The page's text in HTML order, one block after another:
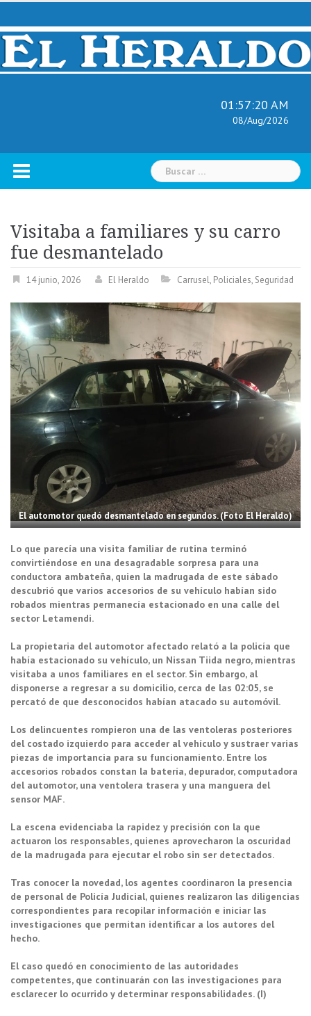
Skip
content
01:57:21 AM
08/Aug/2026
Buscar:
Visitaba a familiares y su carro
fue desmantelado
14 junio, 2026 El Heraldo Carrusel, Policiales, Seguridad
El automotor quedó desmantelado en segundos. (Foto El Heraldo)
Lo que parecía una visita familiar de rutina terminó
convirtiéndose en una desagradable sorpresa para una
conductora ambateña, quien la madrugada de este sábado
descubrió que varios accesorios de su vehículo habían sido
robados mientras permanecía estacionado en una calle del
sector Letamendi.
La propietaria del automotor afectado relató a la policía que
había estacionado su vehículo, un Nissan Tiida negro, mientras
visitaba a unos familiares en el sector. Sin embargo, al
disponerse a regresar a su domicilio, cerca de las 02:05, se
percató de que desconocidos habían atacado su automóvil.
Los delincuentes rompieron una de las ventoleras posteriores
del costado izquierdo para acceder al vehículo y sustraer varias
piezas de importancia para su funcionamiento. Entre los
accesorios robados constan la batería, depurador, computadora
del automotor, una ventolera trasera y una manguera del
sensor MAF.
La escena evidenciaba la rapidez y precisión con la que
actuaron los responsables, quienes aprovecharon la oscuridad
de la madrugada para ejecutar el robo sin ser detectados.
Tras conocer la novedad, los agentes coordinaron la presencia
de personal de Policía Judicial, quienes realizaron las diligencias
correspondientes para recopilar información e iniciar las
investigaciones que permitan identificar a los autores del
hecho.
El caso quedó en conocimiento de las autoridades
competentes, que continuarán con las investigaciones para
esclarecer lo ocurrido y determinar responsabilidades. (I)